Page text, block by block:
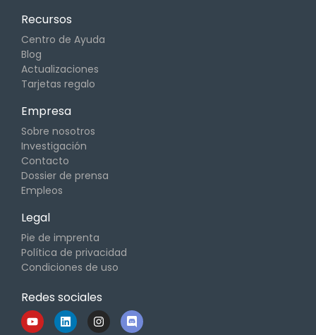
Recursos
Centro de Ayuda
Blog
Actualizaciones
Tarjetas regalo
Empresa
Sobre nosotros
Investigación
Contacto
Dossier de prensa
Empleos
Legal
Pie de imprenta
Política de privacidad
Condiciones de uso
Redes sociales